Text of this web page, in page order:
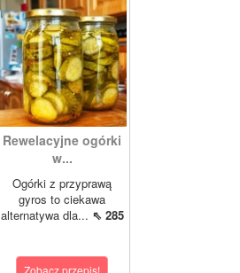
Rewelacyjne ogórki
w...
Ogórki z przyprawą
gyros to ciekawa
alternatywa dla... ⇖ 285